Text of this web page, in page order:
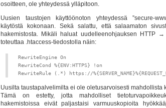
osoitteen, ole yhteydessä ylläpitoon.
Uusien taustojen käyttöönoton yhteydessä ”secure-
käytöstä kokonaan. Sekä salattu, että salaamaton
hakemistosta. Mikäli haluat uudelleenohjauksen HTTP
toteuttaa .htaccess-tiedostolla näin:
RewriteEngine On
RewriteCond %{ENV:HTTPS} !on
RewriteRule (.*) https://
Uusilta taustapalvelimilta ei ole oletusarvoisesti mahdollista
Tämä on estetty, jotta mahdolliset
hakemistoissa eivät paljastaisi varmuuskopioita